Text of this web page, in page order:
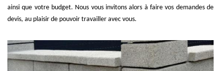
ainsi que votre budget. Nous vous invitons alors à faire vos demandes de
devis, au plaisir de pouvoir travailler avec vous.